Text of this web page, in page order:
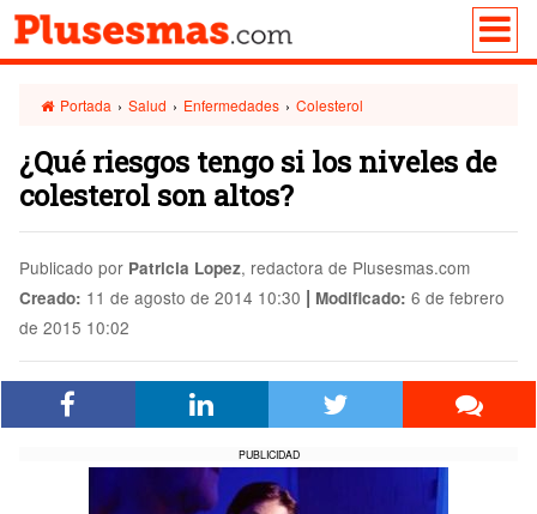
Portada › Salud › Enfermedades › Colesterol
¿Qué riesgos tengo si los niveles de
colesterol son altos?
Publicado por Patricia Lopez, redactora de Plusesmas.com
Creado: 11 de agosto de 2014 10:30 | Modificado: 6 de febrero
de 2015 10:02
PUBLICIDAD